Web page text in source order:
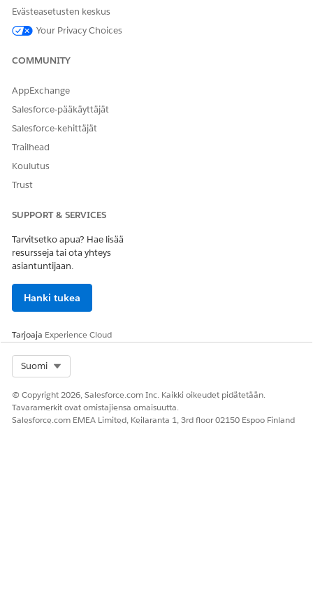
errorMessage
RATKAISIKO TÄMÄ ARTIKKELI ONGELMASI?
Anna palautetta, jotta voimme kehittyä!
Evästeasetusten keskus
Your Privacy Choices
COMMUNITY
AppExchange
Salesforce-pääkäyttäjät
Salesforce-kehittäjät
Trailhead
Koulutus
Trust
SUPPORT & SERVICES
Tarvitsetko apua? Hae lisää
resursseja tai ota yhteys
asiantuntijaan.
Hanki tukea
Tarjoaja Experience Cloud
Suomi
© Copyright 2026, Salesforce.com Inc. Kaikki oikeudet pidätetään.
Tavaramerkit ovat omistajiensa omaisuutta.
Salesforce.com EMEA Limited, Keilaranta 1, 3rd floor 02150 Espoo Finland